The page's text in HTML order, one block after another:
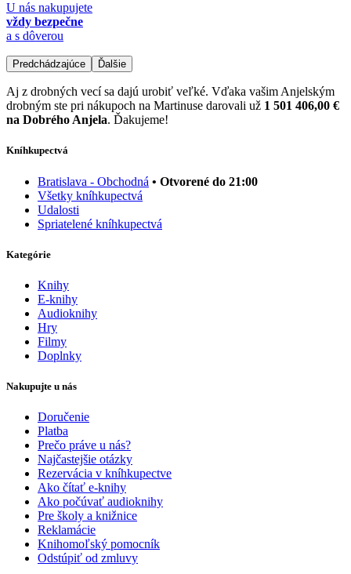
U nás nakupujete
vždy bezpečne
a s dôverou
Predchádzajúce Ďalšie
Aj z drobných vecí sa dajú urobiť veľké. Vďaka vašim Anjelským
drobným ste pri nákupoch na Martinuse darovali už 1 501 406,00 €
na Dobrého Anjela. Ďakujeme!
Kníhkupectvá
Bratislava - Obchodná • Otvorené do 21:00
Všetky kníhkupectvá
Udalosti
Spriatelené kníhkupectvá
Kategórie
Knihy
E-knihy
Audioknihy
Hry
Filmy
Doplnky
Nakupujte u nás
Doručenie
Platba
Prečo práve u nás?
Najčastejšie otázky
Rezervácia v kníhkupectve
Ako čítať e-knihy
Ako počúvať audioknihy
Pre školy a knižnice
Reklamácie
Knihomoľský pomocník
Odstúpiť od zmluvy